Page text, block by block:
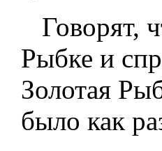
Говорят,
Рыбке и
Золотая
было как